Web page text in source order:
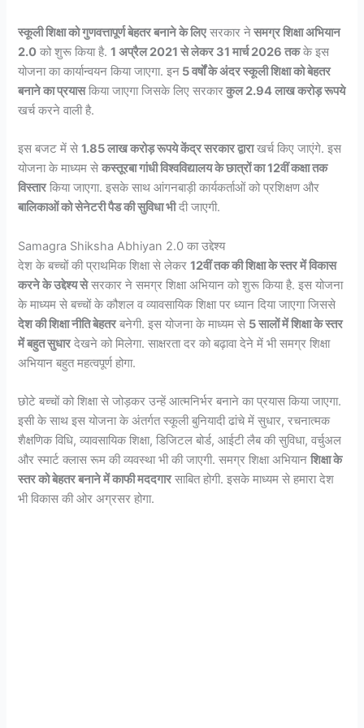
स्कूली शिक्षा को गुणवत्तापूर्ण बेहतर बनाने के लिएसरकार नेसमग्र शिक्षा अभियान
2.0 को शुरू किया है.1 अप्रैल 2021 से लेकर 31 मार्च 2026 तकके इस
योजना का कार्यान्वयन किया जाएगा. इन 5 वर्षों के अंदर स्कूली शिक्षा को बेहतर
बनाने का प्रयासकिया जाएगा जिसके लिए सरकारकुल 2.94 लाख करोड़ रूपये
खर्च करने वाली है.
इस बजट में से1.85 लाख करोड़ रूपये केंद्र सरकार द्वाराखर्च किए जाएंगे. इस
योजना के माध्यम सेकस्तूरबा गांधी विश्वविद्यालय के छात्रों का 12वीं कक्षा तक
विस्तारकिया जाएगा. इसके साथ आंगनबाड़ी कार्यकर्ताओं को प्रशिक्षण और
बालिकाओं को सेनेटरी पैड की सुविधा भीदी जाएगी.
Samagra Shiksha Abhiyan 2.0 का उद्देश्य
देश के बच्चों की प्राथमिक शिक्षा से लेकर12वीं तक की शिक्षा के स्तर में विकास
करने के उद्देश्य सेसरकार ने समग्र शिक्षा अभियान को शुरू किया है. इस योजना
के माध्यम से बच्चों के कौशल व व्यावसायिक शिक्षा पर ध्यान दिया जाएगा जिससे
देश की शिक्षा नीति बेहतरबनेगी. इस योजना के माध्यम से 5 सालों में शिक्षा के स्तर
में बहुत सुधारदेखने को मिलेगा. साक्षरता दर को बढ़ावा देने में भी समग्र शिक्षा
अभियान बहुत महत्वपूर्ण होगा.
छोटे बच्चों को शिक्षा से जोड़कर उन्हें आत्मनिर्भर बनाने का प्रयास किया जाएगा.
इसी के साथ इस योजना के अंतर्गत स्कूली बुनियादी ढांचे में सुधार, रचनात्मक
शैक्षणिक विधि, व्यावसायिक शिक्षा, डिजिटल बोर्ड, आईटी लैब की सुविधा, वर्चुअल
और स्मार्ट क्लास रूम की व्यवस्था भी की जाएगी. समग्र शिक्षा अभियानशिक्षा के
स्तर को बेहतर बनाने में काफी मददगारसाबित होगी. इसके माध्यम से हमारा देश
भी विकास की ओर अग्रसर होगा.